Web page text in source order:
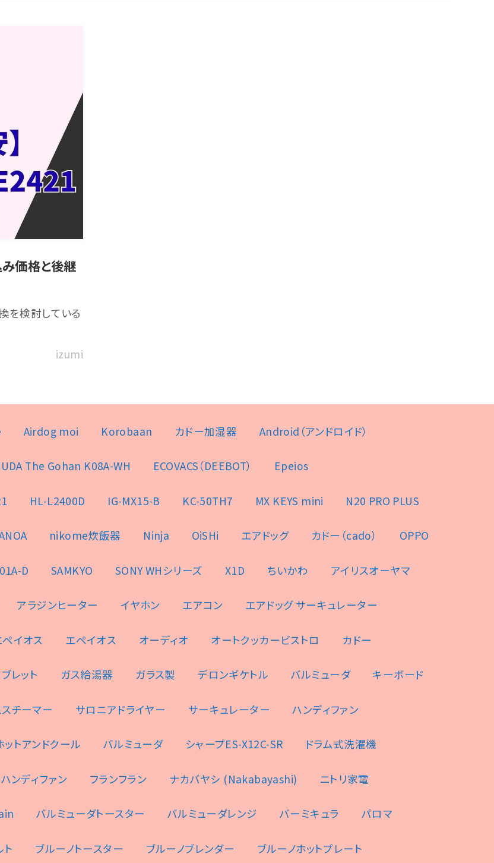
価格と後継
を検討している
izumi
Airdog moi Korobaan カドー加湿器 Android（アンドロイド）
The Gohan K08A-WH ECOVACS（DEEBOT） Epeios
HL-L2400D IG-MX15-B KC-50TH7 MX KEYS mini N20 PRO PLUS
nikome炊飯器 Ninja OiSHi エアドッグ カドー（cado） OPPO
D SAMKYO SONY WHシリーズ X1D ちいかわ アイリスオーヤマ
アラジンヒーター イヤホン エアコン エアドッグ サーキュレーター
イオス エペイオス オーディオ オートクッカービストロ カドー
レット ガス給湯器 ガラス製 デロンギケトル バルミューダ キーボード
スチーマー サロニアドライヤー サーキュレーター ハンディファン
ットアンドクール バルミューダ シャープES-X12C-SR ドラム式洗濯機
ンディファン フランフラン ナカバヤシ (Nakabayashi) ニトリ家電
バルミューダトースター バルミューダレンジ バーミキュラ パロマ
ト ブルーノトースター ブルーノブレンダー ブルーノホットプレート